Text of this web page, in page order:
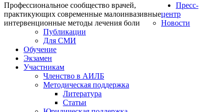
Профессиональное сообщество врачей,
практикующих современные малоинвазивные
интервенционные методы лечения боли
Пресс-
центр
Новости
Публикации
Для СМИ
Обучение
Экзамен
Участникам
Членство в АИЛБ
Методическая поддержка
Литература
Статьи